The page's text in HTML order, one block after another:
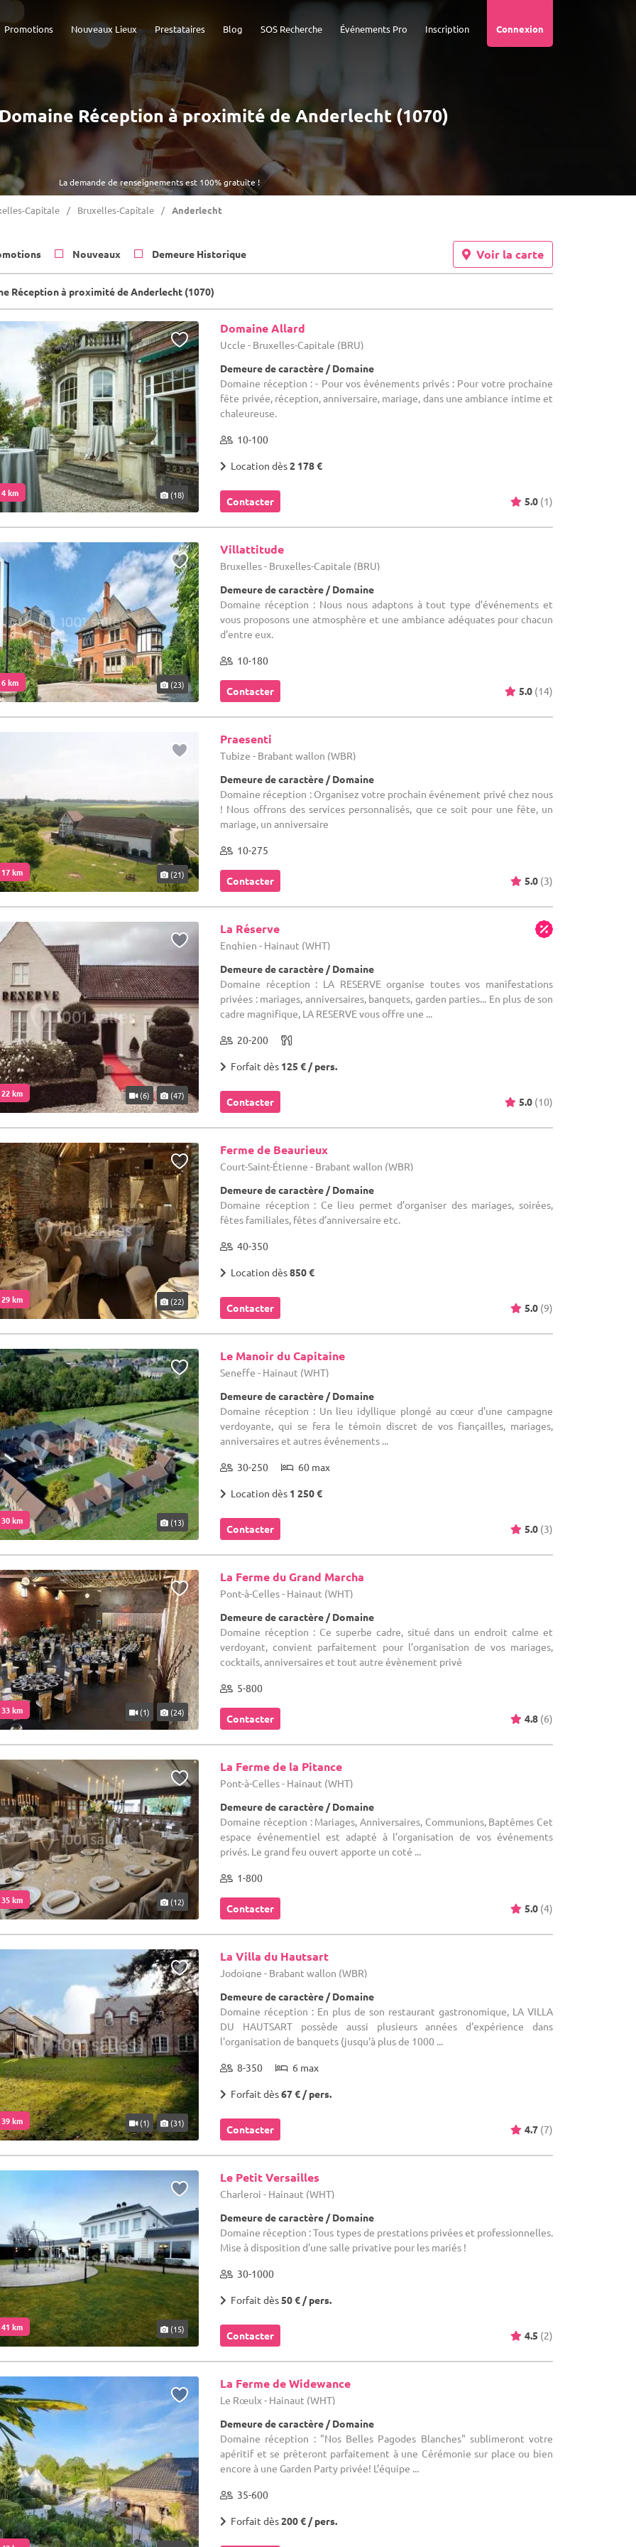
Connexion
Inscription
Événements Pro
SOS Recherche
Blog
Prestataires
Nouveaux Lieux
Promotions
La demande de renseignements est 100% gratuite !
Réception à proximité de Anderlecht (1070)
Capitale Bruxelles-Capitale Anderlecht
Nouveaux Demeure Historique Voir la carte
Réception à proximité de Anderlecht (1070)
km (18)
Domaine Allard
Uccle - Bruxelles-Capitale (BRU)
Demeure de caractère / Domaine
Domaine réception : - Pour vos événements privés : Pour votre prochaine
fête privée, réception, anniversaire, mariage, dans une ambiance intime et
chaleureuse.
10-100
Location dès2 178 €
Contacter 5.0 (1)
km (23)
Villattitude
Bruxelles - Bruxelles-Capitale (BRU)
Demeure de caractère / Domaine
Domaine réception : Nous nous adaptons à tout type d’événements et
vous proposons une atmosphère et une ambiance adéquates pour chacun
d’entre eux.
10-180
Contacter 5.0 (14)
km (21)
Praesenti
Tubize - Brabant wallon (WBR)
Demeure de caractère / Domaine
Domaine réception : Organisez votre prochain événement privé chez nous
! Nous offrons des services personnalisés, que ce soit pour une fête, un
mariage, un anniversaire
10-275
Contacter 5.0 (3)
km (6) (47)
La Réserve
Enghien - Hainaut (WHT)
Demeure de caractère / Domaine
Domaine réception : LA RESERVE organise toutes vos manifestations
privées : mariages, anniversaires, banquets, garden parties... En plus de son
cadre magnifique, LA RESERVE vous offre une ...
20-200
Forfait dès 125 € / pers.
Contacter 5.0 (10)
km (22)
Ferme de Beaurieux
Court-Saint-Étienne - Brabant wallon (WBR)
Demeure de caractère / Domaine
Domaine réception : Ce lieu permet d’organiser des mariages, soirées,
fêtes familiales, fêtes d’anniversaire etc.
40-350
Location dès850 €
Contacter 5.0 (9)
km (13)
Le Manoir du Capitaine
Seneffe - Hainaut (WHT)
Demeure de caractère / Domaine
Domaine réception : Un lieu idyllique plongé au cœur d'une campagne
verdoyante, qui se fera le témoin discret de vos fiançailles, mariages,
anniversaires et autres événements ...
30-250 60 max
Location dès 1 250 €
Contacter 5.0 (3)
km (1) (24)
La Ferme du Grand Marcha
Pont-à-Celles - Hainaut (WHT)
Demeure de caractère / Domaine
Domaine réception : Ce superbe cadre, situé dans un endroit calme et
verdoyant, convient parfaitement pour l’organisation de vos mariages,
cocktails, anniversaires et tout autre évènement privé
5-800
Contacter 4.8 (6)
km (12)
La Ferme de la Pitance
Pont-à-Celles - Hainaut (WHT)
Demeure de caractère / Domaine
Domaine réception : Mariages, Anniversaires, Communions, Baptêmes Cet
espace événementiel est adapté à l’organisation de vos événements
privés. Le grand feu ouvert apporte un coté ...
1-800
Contacter 5.0 (4)
km (1) (31)
La Villa du Hautsart
Jodoigne - Brabant wallon (WBR)
Demeure de caractère / Domaine
Domaine réception : En plus de son restaurant gastronomique, LA VILLA
DU HAUTSART possède aussi plusieurs années d'expérience dans
l'organisation de banquets (jusqu'à plus de 1000 ...
8-350 6 max
Forfait dès67 € / pers.
Contacter 4.7 (7)
km (15)
Le Petit Versailles
Charleroi - Hainaut (WHT)
Demeure de caractère / Domaine
Domaine réception : Tous types de prestations privées et professionnelles.
Mise à disposition d'une salle privative pour les mariés !
30-1000
Forfait dès50 € / pers.
Contacter 4.5 (2)
La Ferme de Widewance
Le Rœulx - Hainaut (WHT)
Demeure de caractère / Domaine
Domaine réception : "Nos Belles Pagodes Blanches" sublimeront votre
apéritif et se prêteront parfaitement à une Cérémonie sur place ou bien
encore à une Garden Party privée! L’équipe ...
35-600
Forfait dès200 € / pers.